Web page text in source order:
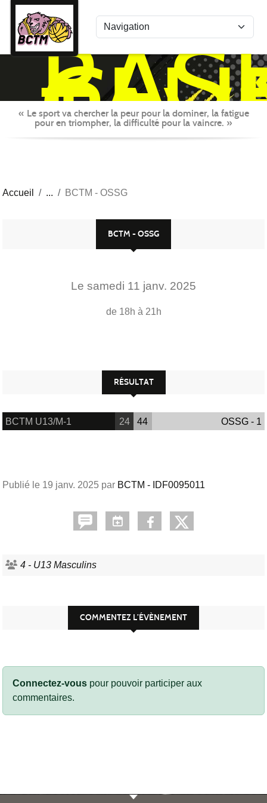
« Le sport va chercher la peur pour la dominer, la fatigue
pour en triompher, la difficulté pour la vaincre. »
Accueil BCTM - OSSG
BCTM - OSSG
Le samedi 11 janv. 2025
de 18h à 21h
RÉSULTAT
BCTM U13/M-1 24 44 OSSG - 1
Publié le 19 janv. 2025 par BCTM - IDF0095011
4 - U13 Masculins
COMMENTEZ L’ÉVÈNEMENT
Connectez-vous pour pouvoir participer aux
commentaires.
Panneau de gestion des cookies